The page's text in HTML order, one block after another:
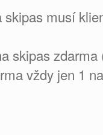
skipas musí
skipas
vždy jen 1